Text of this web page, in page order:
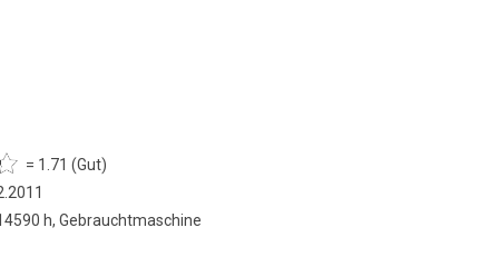
= 1.71 (Gut)
h, Gebrauchtmaschine